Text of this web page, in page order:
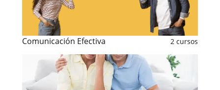
Comunicación Efectiva 2 cursos